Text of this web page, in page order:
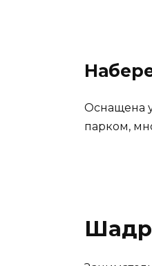
Оснащена
парком,